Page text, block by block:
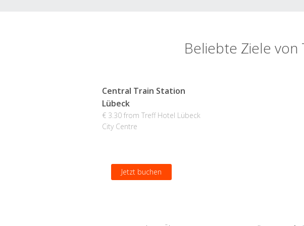
Beliebte Ziele
Central Train Station
Lübeck
€ 3.30 from Treff Hotel Lübeck
City Centre
Jetzt buchen